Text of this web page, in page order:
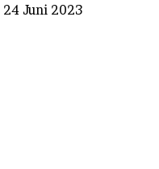
24 Juni 2023